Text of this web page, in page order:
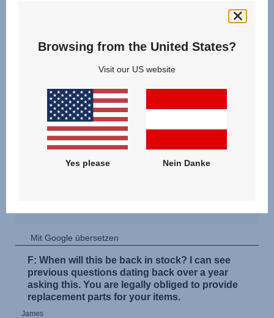
Browsing from the United States?
Visit our US website
Yes please Nein Danke